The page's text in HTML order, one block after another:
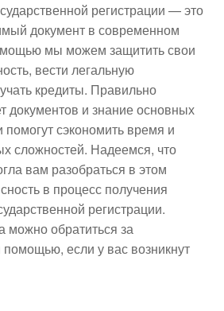
регистрации — это
документ в современном
мы можем защитить свои
вести легальную
кредиты. Правильно
документов и знание основных
помогут сэкономить время и
сложностей. Надеемся, что
вам разобраться в этом
в процесс получения
регистрации.
можно обратиться за
если у вас возникнут